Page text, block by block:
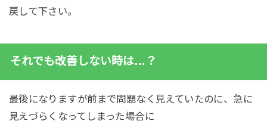
戻して下さい。
それでも改善しない時は…？
最後になりますが前まで問題なく見えていたのに、急に
見えづらくなってしまった場合に